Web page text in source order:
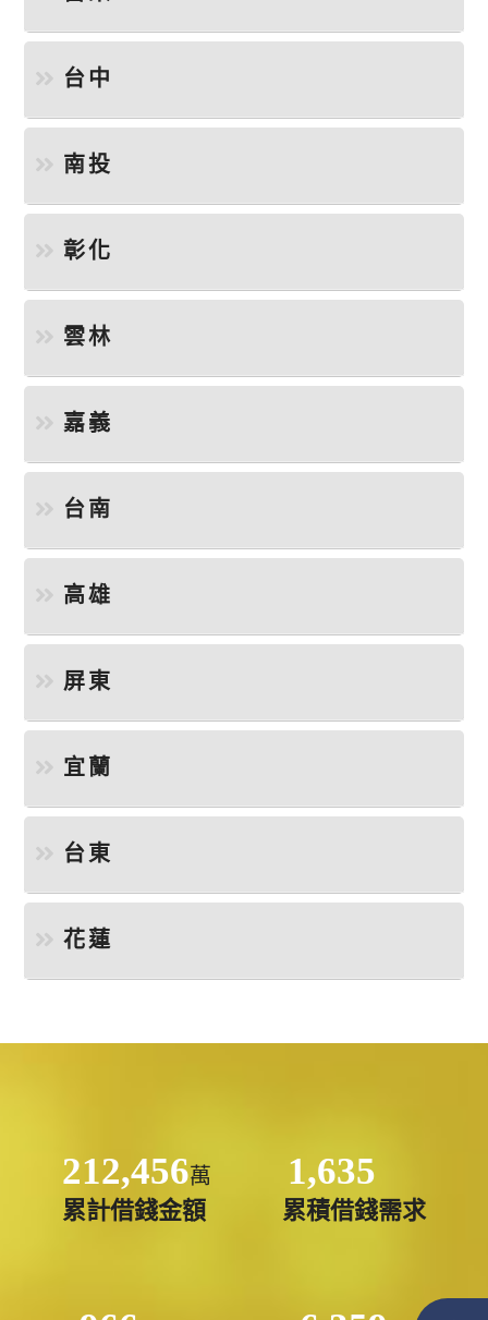
台中
南投
彰化
雲林
嘉義
台南
高雄
屏東
宜蘭
台東
花蓮
212,456萬
累計借錢金額
1,635
累積借錢需求